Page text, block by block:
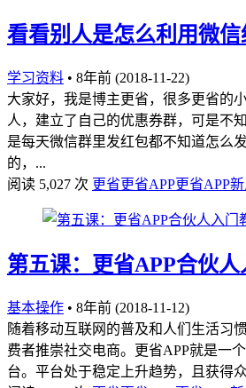
看看别人是怎么利用微
学习资料 • 8年前 (2018-11-22)
大家好，我是博主更省，很多更省的
人，建立了自己的优惠券群，可是不
是每天微信群里发红包都不知道怎么
的，...
阅读 5,027 次 更省更省APP更省APP新
第五课：更省APP合伙
基本操作 • 8年前 (2018-11-12)
随着移动互联网的普及和人们生活习
费者推崇社交电商。更省APP就是一
台。平台处于稳定上升趋势，且获得